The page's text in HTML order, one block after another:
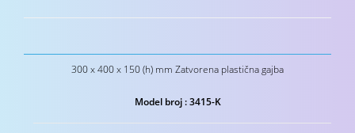
300 x 400 x 150 (h) mm Zatvorena plastična gajba
Model broj : 3415-K